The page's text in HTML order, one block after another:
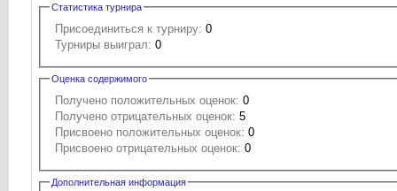
Статистика турнира
Присоединиться к турниру: 0
Турниры выиграл: 0
Оценка содержимого
Получено положительных оценок: 0
Получено отрицательных оценок: 5
Присвоено положительных оценок: 0
Присвоено отрицательных оценок: 0
Дополнительная информация